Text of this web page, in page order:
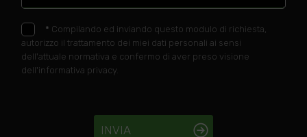
* Compilando ed inviando questo modulo di richiesta,
autorizzo il trattamento dei miei dati personali ai sensi
dell'attuale normativa e confermo di aver preso visione
dell'informativa privacy.
INVIA